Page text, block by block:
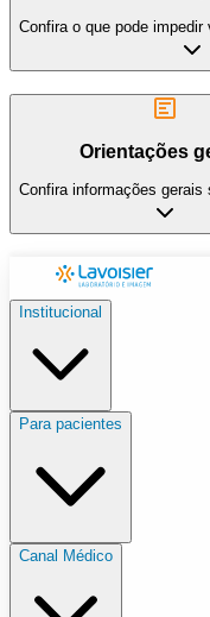
Confira o que pode
Orientações
Confira informações gerais
Institucional
Para pacientes
Canal Médico